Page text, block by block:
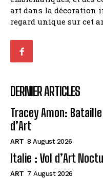
art dans la décoration
regard unique sur cet
DERNIER ARTICLES
Tracey Amon:
d’Art
ART 8 August 2026
Italie : Vol d’Art
ART 7 August 2026